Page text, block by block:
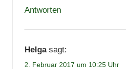
Antworten
Helga sagt:
2. Februar 2017 um 10:25 Uhr